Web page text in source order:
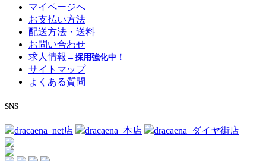
マイページへ
お支払い方法
配送方法・送料
お問い合わせ
求人情報 →採用強化中！
サイトマップ
よくある質問
SNS
dracaena_net店 dracaena_本店 dracaena_ダイヤ街店